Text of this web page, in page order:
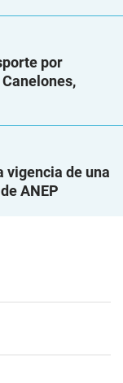
por
vigencia de una
ANEP